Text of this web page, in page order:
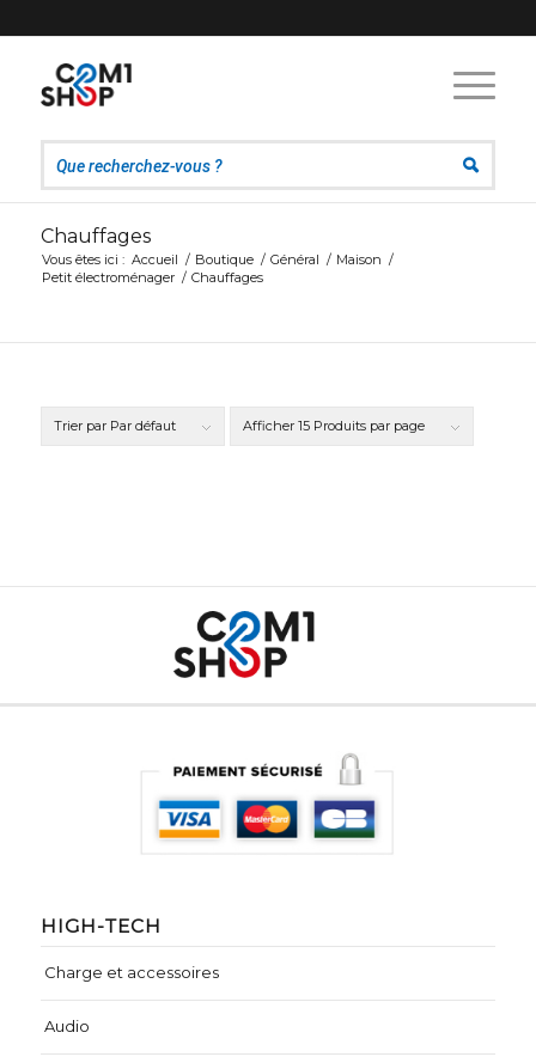
Chauffages
Vous êtes ici : Accueil / Boutique / Général / Maison /
Petit électroménager / Chauffages
Trier par Par défaut Afficher 15 Produits par page
HIGH-TECH
Charge et accessoires
Audio